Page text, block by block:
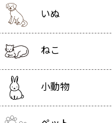
いぬ
ねこ
小動物